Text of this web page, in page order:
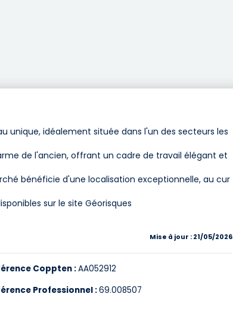
unique, idéalement située dans l'un des secteurs les
de l'ancien, offrant un cadre de travail élégant et
bénéficie d'une localisation exceptionnelle, au cur
sur le site Géorisques
Mise à jour : 21/05/2026
Coppten :AA052912
Professionnel :69.008507